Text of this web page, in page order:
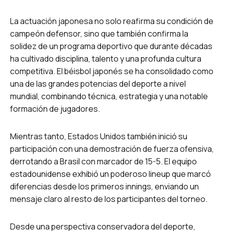
La actuación japonesa no solo reafirma su condición de
campeón defensor, sino que también confirma la
solidez de un programa deportivo que durante décadas
ha cultivado disciplina, talento y una profunda cultura
competitiva. El béisbol japonés se ha consolidado como
una de las grandes potencias del deporte a nivel
mundial, combinando técnica, estrategia y una notable
formación de jugadores.
Mientras tanto, Estados Unidos también inició su
participación con una demostración de fuerza ofensiva,
derrotando a Brasil con marcador de 15-5. El equipo
estadounidense exhibió un poderoso lineup que marcó
diferencias desde los primeros innings, enviando un
mensaje claro al resto de los participantes del torneo.
Desde una perspectiva conservadora del deporte,